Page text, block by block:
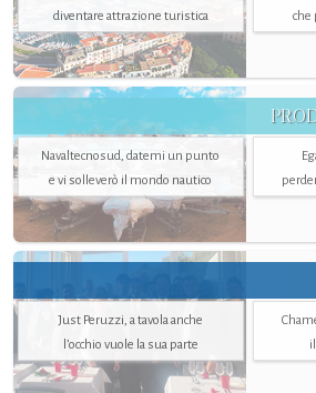
diventare attrazione turistica
che
Navaltecnosud, datemi un punto
e vi solleverò il mondo nautico
Just Peruzzi, a tavola anche
l’occhio vuole la sua parte